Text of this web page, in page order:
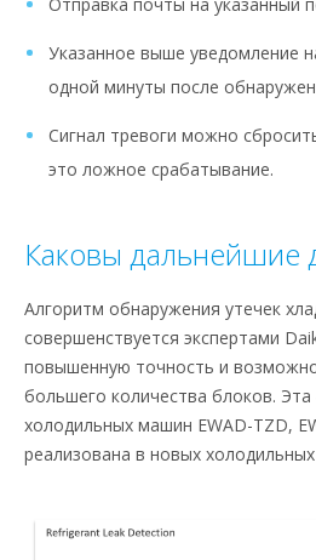
Отправка почты на указанный
Указанное выше уведомление
одной минуты после
Сигнал тревоги можно
это ложное срабатывание.
Каковы дальнейшие
Алгоритм обнаружения утечек
совершенствуется экспертами
повышенную точность и
большего количества блоков.
холодильных машин EWAD-TZD,
реализована в новых